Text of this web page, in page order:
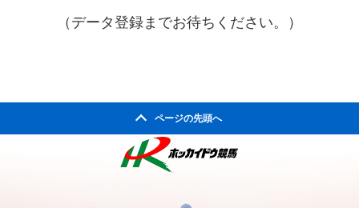
（データ登録までお待ちください。）
ページの先頭へ